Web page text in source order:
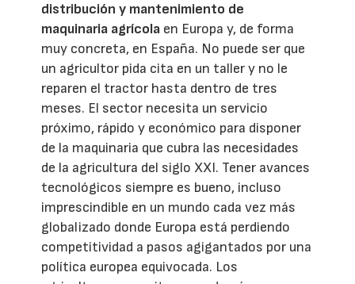
distribución y mantenimiento de
maquinaria agrícola en Europa y, de forma
muy concreta, en España. No puede ser que
un agricultor pida cita en un taller y no le
reparen el tractor hasta dentro de tres
meses. El sector necesita un servicio
próximo, rápido y económico para disponer
de la maquinaria que cubra las necesidades
de la agricultura del siglo XXI. Tener avances
tecnológicos siempre es bueno, incluso
imprescindible en un mundo cada vez más
globalizado donde Europa está perdiendo
competitividad a pasos agigantados por una
política europea equivocada. Los